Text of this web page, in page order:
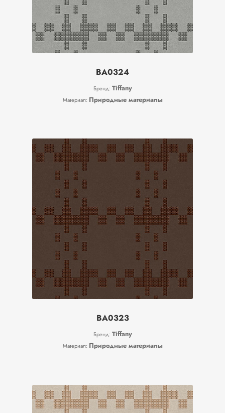
BA0324
Бренд: Tiffany
Материал: Природные материалы
BA0323
Бренд: Tiffany
Материал: Природные материалы